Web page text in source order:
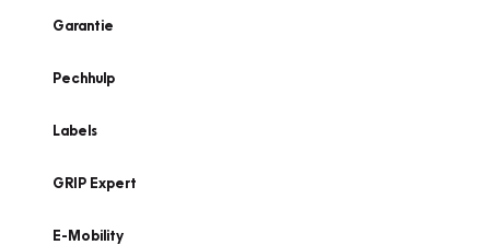
Garantie
Pechhulp
Labels
GRIP Expert
E-Mobility